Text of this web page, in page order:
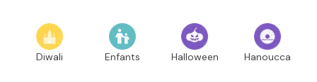
Diwali Enfants Halloween Hanoucca